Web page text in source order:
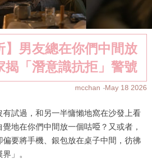
】男友總在你們中間放
揭「潛意識抗拒」警號
mcchan May 18 2026
有試過，和另一半慵懶地窩在沙發上看
地在你們中間放一個咕𠱸？又或者，
偏要將手機、銀包放在桌子中間，彷彿
」。